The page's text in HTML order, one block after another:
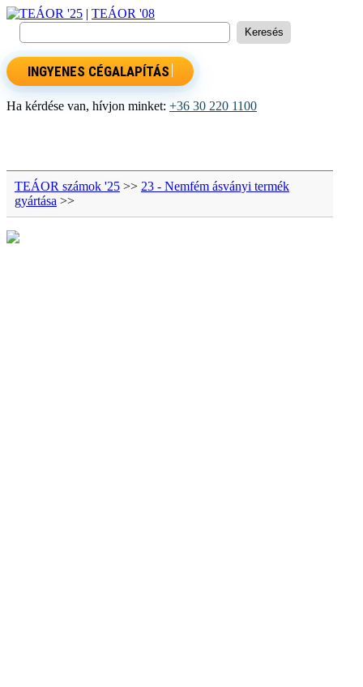
TEÁOR '25 | TEÁOR '08
INGYENES CÉGALAPÍTÁS
Ha kérdése van, hívjon minket: +36 30 220 1100
TEÁOR számok '25 >> 23 - Nemfém ásványi termék
gyártása >>